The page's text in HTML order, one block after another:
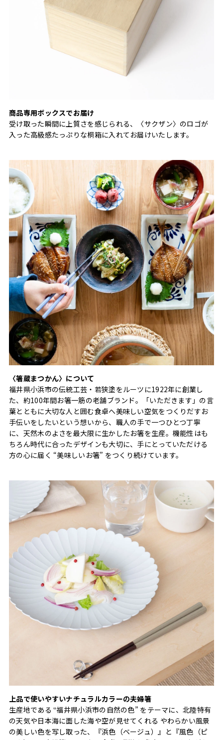
商品専用ボックスでお届け
受け取った瞬間に上質さを感じられる、〈サクザン〉のロゴが
入った高級感たっぷりな桐箱に入れてお届けいたします。
〈箸蔵まつかん〉について
福井県小浜市の伝統工芸・若狭塗をルーツに1922年に創業し
た、約100年間お箸一筋の老舗ブランド。「いただきます」の言
葉とともに大切な人と囲む食卓へ美味しい空気をつくりだすお
手伝いをしたいという想いから、職人の手で一つひとつ丁寧
に、天然木のよさを最大限に生かしたお箸を生産。機能性はも
ちろん時代に合ったデザインも大切に、手にとっていただける
方の心に届く “美味しいお箸” をつくり続けています。
上品で使いやすいナチュラルカラーの夫婦箸
生産地である ‟福井県小浜市の自然の色” をテーマに、北陸特有
の天気や日本海に面した海や空が見せてくれる やわらかい風景
の美しい色を写し取った、『浜色（ベージュ）』と『風色（ピ